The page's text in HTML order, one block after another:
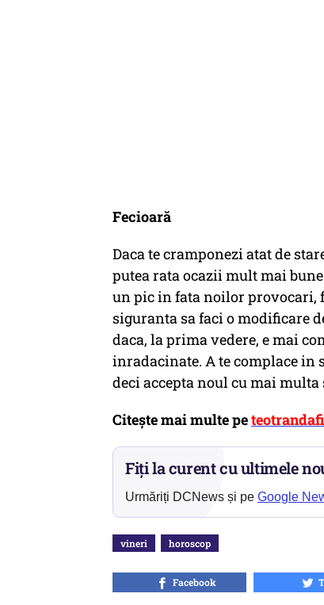
Fecioară
Daca te cramponezi atat de
putea rata ocazii mult mai
un pic in fata noilor provocari,
siguranta sa faci o modificare
daca, la prima vedere, e mai
inradacinate. A te complace in
deci accepta noul cu mai
Citește mai multe pe
Fiți la curent cu ultimele
Urmăriți DCNews și pe Google
vineri horoscop
Facebook